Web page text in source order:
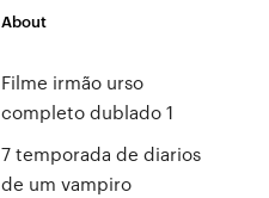
About
Filme irmão urso
completo dublado 1
7 temporada de diarios
de um vampiro